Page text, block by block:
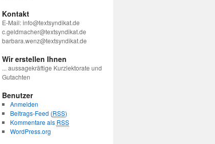
Kontakt
E-Mail: info@textsyndikat.de
c.geldmacher@textsyndikat.de
barbara.wenz@textsyndikat.de
Wir erstellen Ihnen
... aussagekräftige Kurzlektorate und
Gutachten
Benutzer
Anmelden
Beitrags-Feed (RSS)
Kommentare als RSS
WordPress.org